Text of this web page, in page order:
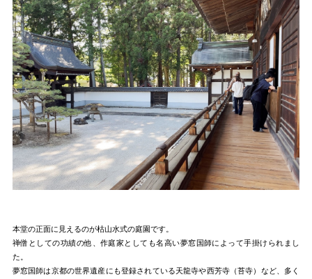
本堂の正面に見えるのが枯山水式の庭園です。
禅僧としての功績の他、作庭家としても名高い夢窓国師によって手掛けられまし
た。
夢窓国師は京都の世界遺産にも登録されている天龍寺や西芳寺（苔寺）など、多く